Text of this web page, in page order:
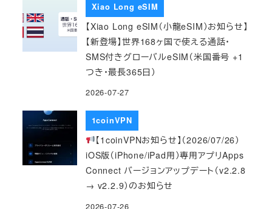
Xiao Long eSIM
【Xiao Long eSIM（小龍eSIM）お知らせ】
【新登場】世界168ヶ国で使える通話・
SMS付きグローバルeSIM（米国番号 +1
つき・最長365日）
2026-07-27
1coinVPN
【1coinVPNお知らせ】（2026/07/26）
iOS版（iPhone/iPad用）専用アプリApps
Connect バージョンアップデート（v2.2.8
→ v2.2.9）のお知らせ
2026-07-26